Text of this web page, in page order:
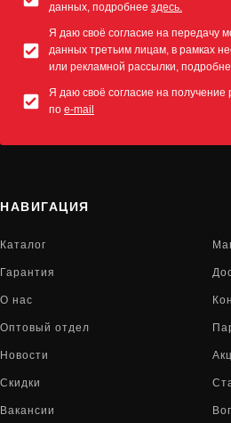
данных, подробнее здесь.
Я даю своё согласие на передачу
данных третьим лицам, в рамках
или рекламной рассылки,
Я даю своё согласие на
по e-mail
НАВИГАЦИЯ
Каталог
Гарантия
О нас
Оптовый отдел
Новости
Скидки
Вакансии